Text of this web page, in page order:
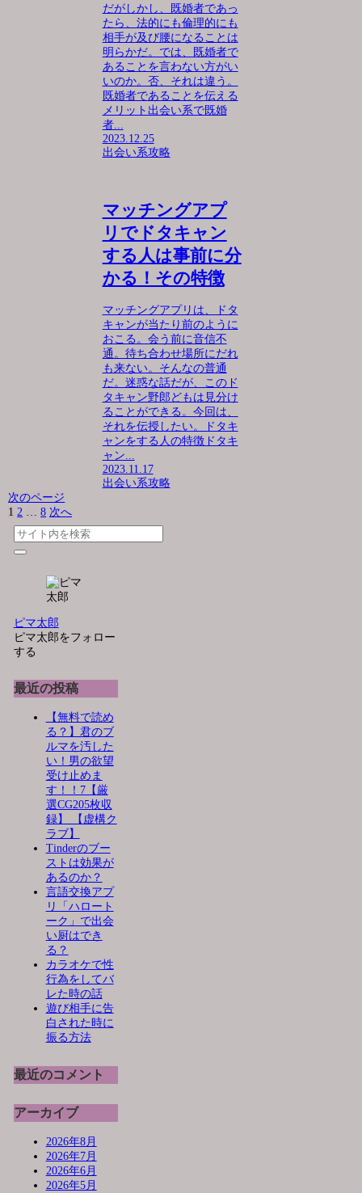
だがしかし、既婚者であっ
たら、法的にも倫理的にも
相手が及び腰になることは
明らかだ。では、既婚者で
あることを言わない方がい
いのか。否、それは違う。
既婚者であることを伝える
メリット出会い系で既婚
者...
2023.12.25
出会い系攻略
マッチングアプ
リでドタキャン
する人は事前に分
かる！その特徴
マッチングアプリは、ドタ
キャンが当たり前のように
おこる。会う前に音信不
通。待ち合わせ場所にだれ
も来ない。そんなの普通
だ。迷惑な話だが、このド
タキャン野郎どもは見分け
ることができる。今回は、
それを伝授したい。ドタキ
ャンをする人の特徴ドタキ
ャン...
2023.11.17
出会い系攻略
次のページ
1 2 … 8 次へ
ピマ太郎
ピマ太郎をフォロー
する
最近の投稿
【無料で読め
る？】君のブ
ルマを汚した
い！男の欲望
受け止めま
す！！7【厳
選CG205枚収
録】 【虚構ク
ラブ】
Tinderのブー
ストは効果が
あるのか？
言語交換アプ
リ「ハロート
ーク」で出会
い厨はでき
る？
カラオケで性
行為をしてバ
レた時の話
遊び相手に告
白された時に
振る方法
最近のコメント
アーカイブ
2026年8月
2026年7月
2026年6月
2026年5月